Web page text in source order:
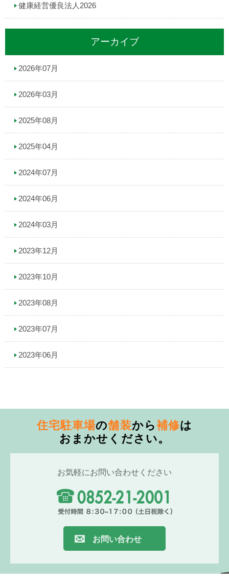
健康経営優良法人2026
アーカイブ
2026年07月
2026年03月
2025年08月
2025年04月
2024年07月
2024年06月
2024年03月
2023年12月
2023年10月
2023年08月
2023年07月
2023年06月
住宅駐車場の舗装から補修は
おまかせください。
お気軽にお問い合わせください
お問い合わせ